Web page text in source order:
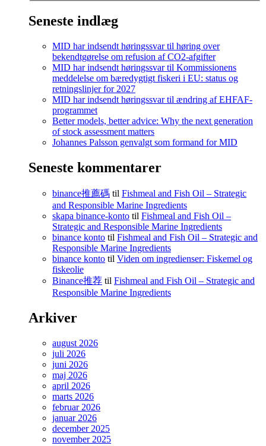
Seneste indlæg
MID har indsendt høringssvar til høring over
bekendtgørelse om refusion af CO2-afgifter
MID har indsendt høringssvar til Kommissionens
meddelelse om bæredygtigt fiskeri i EU: status og
retningslinjer for 2027
MID har indsendt høringssvar til ændring af EHFAF-
programmet
Better models, better advice: Why the next generation
of stock assessment matters
Johannes Palsson genvalgt som formand for MID
Seneste kommentarer
binance推薦碼 til Fishmeal and Fish Oil – Strategic
and Responsible Marine Ingredients
skapa binance-konto til Fishmeal and Fish Oil –
Strategic and Responsible Marine Ingredients
binance konto til Fishmeal and Fish Oil – Strategic and
Responsible Marine Ingredients
binance konto til Viden om ingredienser: Fiskemel og
fiskeolie
Binance推荐 til Fishmeal and Fish Oil – Strategic and
Responsible Marine Ingredients
Arkiver
august 2026
juli 2026
juni 2026
maj 2026
april 2026
marts 2026
februar 2026
januar 2026
december 2025
november 2025